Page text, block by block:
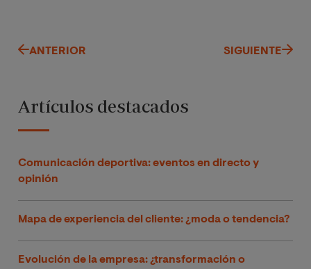
ANTERIOR SIGUIENTE
Artículos destacados
Comunicación deportiva: eventos en directo y
opinión
Mapa de experiencia del cliente: ¿moda o tendencia?
Evolución de la empresa: ¿transformación o